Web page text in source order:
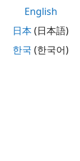
English
日本(日本語)
한국 (한국어)